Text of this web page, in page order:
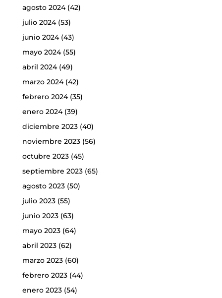
agosto 2024(42)
julio 2024(53)
junio 2024(43)
mayo 2024(55)
abril 2024(49)
marzo 2024(42)
febrero 2024(35)
enero 2024(39)
diciembre 2023(40)
noviembre 2023(56)
octubre 2023(45)
septiembre 2023(65)
agosto 2023(50)
julio 2023(55)
junio 2023(63)
mayo 2023(64)
abril 2023(62)
marzo 2023(60)
febrero 2023(44)
enero 2023(54)